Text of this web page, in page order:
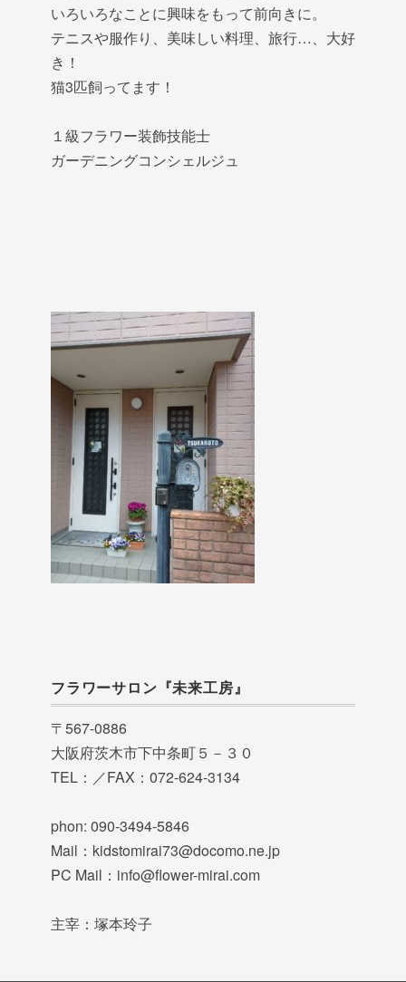
いろいろなことに興味をもって前向きに。
テニスや服作り、美味しい料理、旅行…、大好
き！
猫3匹飼ってます！
１級フラワー装飾技能士
ガーデニングコンシェルジュ
フラワーサロン『未来工房』
〒567-0886
大阪府茨木市下中条町５－３０
TEL：／FAX：072-624-3134
phon: 090-3494-5846
Mail：kidstomirai73@docomo.ne.jp
PC Mail：info@flower-mirai.com
主宰：塚本玲子